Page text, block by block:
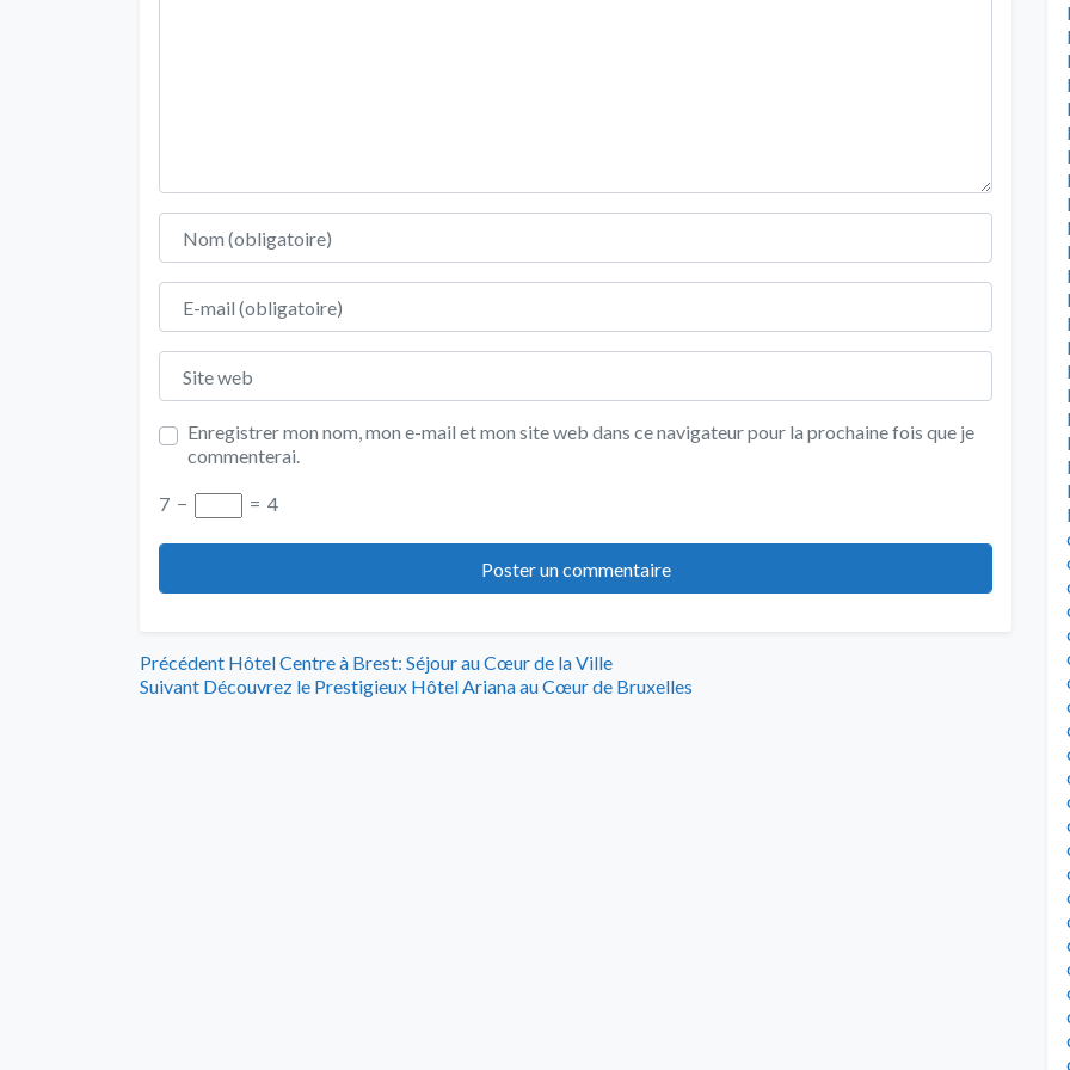
Nom
E-mail
Site web
Enregistrer mon nom, mon e-mail et mon site web dans ce navigateur pour la prochaine fois que je
commenterai.
7 − = 4
Navigation
Précédent Article
précédent
Hôtel Centre à Brest: Séjour au Cœur de la Ville
Suivant Article
Découvrez le Prestigieux Hôtel Ariana au Cœur de Bruxelles